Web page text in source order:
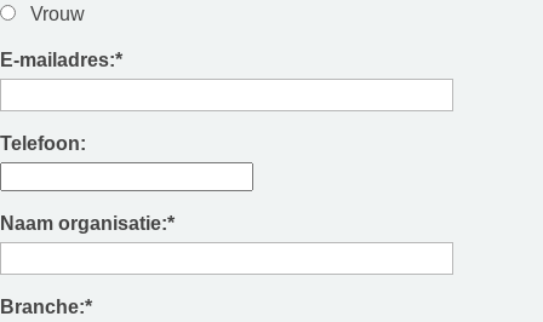
Vrouw
E-mailadres:*
Telefoon:
Naam organisatie:*
Branche:*